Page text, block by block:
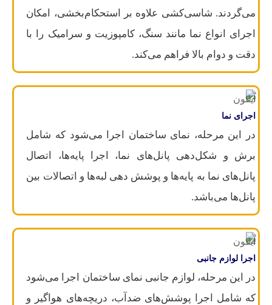
می‌گردند. شاسی‌کشی علاوه بر استحکام‌بخشی، امکان
اجرای انواع نما مانند سنگ، کامپوزیت و سرامیک را با
دقت و دوام بالا فراهم می‌کند.
اجرای نما
در این مرحله، نمای ساختمان اجرا می‌شود که شامل
برش و شکل‌دهی پانل‌های نما، اجرا پایه‌ها، اتصال
پانل‌های نما به پایه‌ها و پوشش دهی لبه‌ها و اتصالات بین
پانل‌ها می‌باشد.
اجرا لوازم جانبی
در این مرحله، لوازم جانبی نمای ساختمان اجرا می‌شود
که شامل اجرا پوشش‌های ضدآب، دریچه‌های هواگیر و